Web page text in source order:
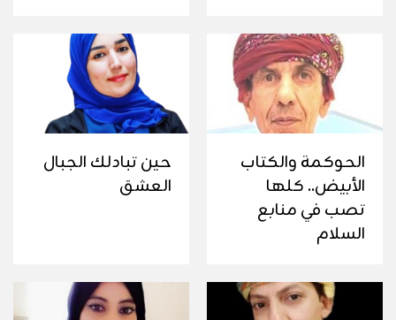
الحوكمة والكتاب
الأبيض.. كلها
تصب في منابع
السلام
حين تبادلك الجبال
العشق